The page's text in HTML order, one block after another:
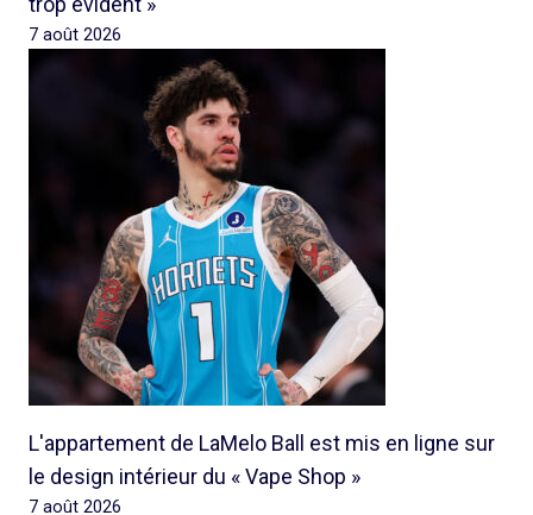
7 août 2026
L'appartement de LaMelo Ball est mis en ligne sur
le design intérieur du « Vape Shop »
7 août 2026